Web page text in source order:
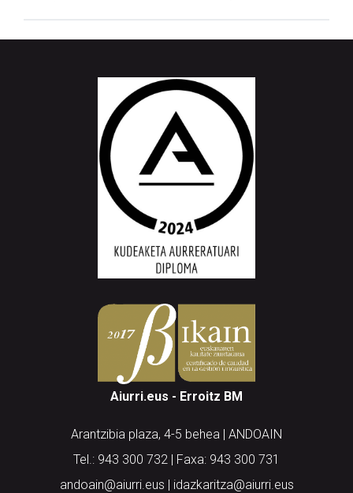
Aiurri.eus - Erroitz BM
Arantzibia plaza, 4-5 behea | ANDOAIN
Tel.: 943 300 732 | Faxa: 943 300 731
andoain@aiurri.eus | idazkaritza@aiurri.eus